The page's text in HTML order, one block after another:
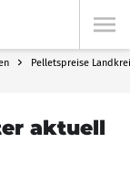
Pelletspreise
aktuell